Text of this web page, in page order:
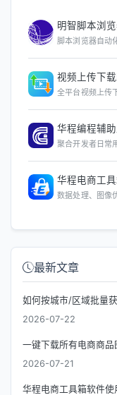
明智脚本浏
脚本浏览器自动
视频上传下
全平台视频上传
华程编程辅
聚合开发者日常
华程电商工
最新文章
如何按城市/区域批量
2026-07-22
一键下载所有电商商
2026-07-21
华程电商工具箱软件使